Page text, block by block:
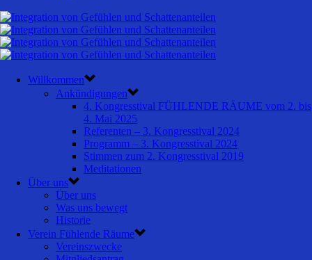
Willkommen
Ankündigungen
4. Kongresstival FÜHLENDE RÄUME vom 2. bis
4. Mai 2025
Referenten – 3. Kongresstival 2024
Programm – 3. Kongresstival 2024
Stimmen zum 2. Kongresstival 2019
Meditationen
Über uns
Über uns
Was uns bewegt
Historie
Verein Fühlende Räume
Vereinszwecke